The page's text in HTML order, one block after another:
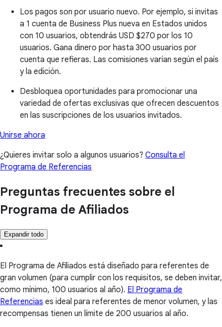
Los pagos son por usuario nuevo. Por ejemplo, si invitas
a 1 cuenta de Business Plus nueva en Estados unidos
con 10 usuarios, obtendrás USD $270 por los 10
usuarios. Gana dinero por hasta 300 usuarios por
cuenta que refieras. Las comisiones varían según el país
y la edición.
Desbloquea oportunidades para promocionar una
variedad de ofertas exclusivas que ofrecen descuentos
en las suscripciones de los usuarios invitados.
Unirse ahora
¿Quieres invitar solo a algunos usuarios? Consulta el
Programa de Referencias
Preguntas frecuentes sobre el
Programa de Afiliados
Expandir todo
El Programa de Afiliados está diseñado para referentes de
gran volumen (para cumplir con los requisitos, se deben invitar,
como mínimo, 100 usuarios al año). El Programa de
Referencias es ideal para referentes de menor volumen, y las
recompensas tienen un límite de 200 usuarios al año.